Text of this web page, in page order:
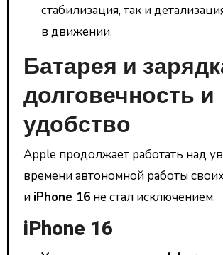
стабилизация, так и
в движении.
Батарея и
долговечность и
удобство
Apple продолжает работать над
времени автономной работы
и iPhone 16не стал исключением.
iPhone 16